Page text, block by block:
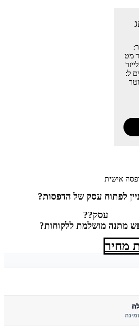
מט
ל:
אישית
לפתוח עסק של הדפסות?
עסק??
מתנה מושלמת ללקוחות?
מחיר